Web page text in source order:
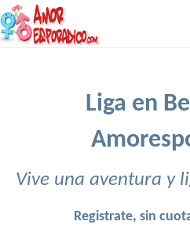
Liga en
Vive una aventura y
Registrate, sin